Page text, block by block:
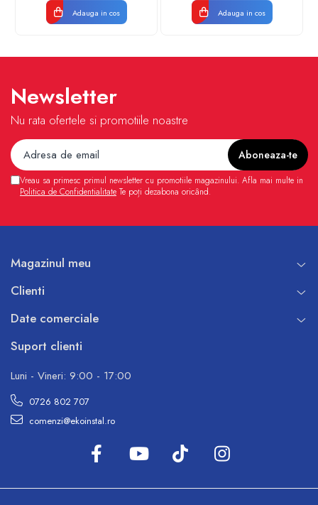
Adauga in cos Adauga in cos
Newsletter
Nu rata ofertele si promotiile noastre
Vreau sa primesc primul newsletter cu promotiile magazinului. Afla mai multe in
Politica de Confidentialitate Te poți dezabona oricând.
Magazinul meu
Clienti
Date comerciale
Suport clienti
Luni - Vineri: 9:00 - 17:00
0726 802 707
comenzi@ekoinstal.ro